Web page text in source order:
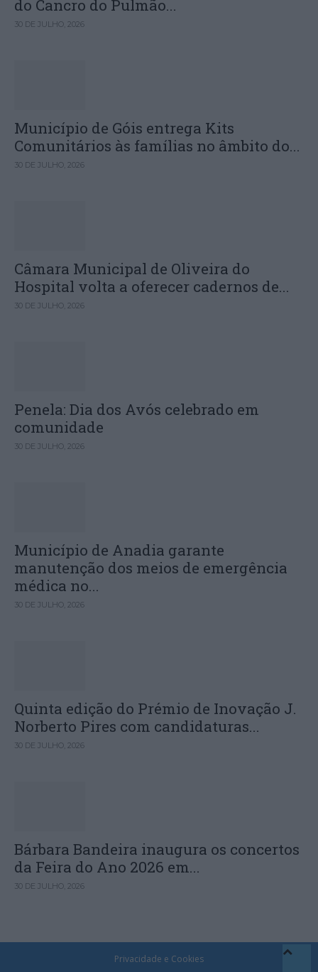
do Cancro do Pulmão...
30 DE JULHO, 2026
Município de Góis entrega Kits
Comunitários às famílias no âmbito do...
30 DE JULHO, 2026
Câmara Municipal de Oliveira do
Hospital volta a oferecer cadernos de...
30 DE JULHO, 2026
Penela: Dia dos Avós celebrado em
comunidade
30 DE JULHO, 2026
Município de Anadia garante
manutenção dos meios de emergência
médica no...
30 DE JULHO, 2026
Quinta edição do Prémio de Inovação J.
Norberto Pires com candidaturas...
30 DE JULHO, 2026
Bárbara Bandeira inaugura os concertos
da Feira do Ano 2026 em...
30 DE JULHO, 2026
Privacidade e Cookies